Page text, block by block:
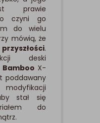
prawie
czyni go
do wielu
mówią, że
.
deski
Bamboo X-
poddawany
stał się
do